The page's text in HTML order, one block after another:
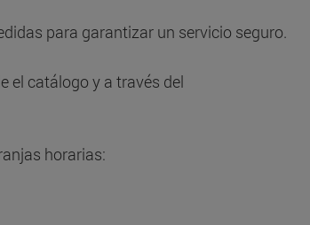
para garantizar un servicio seguro.
el catálogo y a través del
horarias: